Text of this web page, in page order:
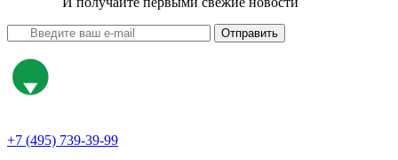
Отправить
+7 (495) 739-39-99